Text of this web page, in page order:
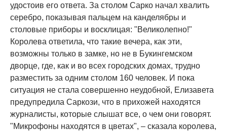
удостоив его ответа. За столом Сарко начал хвалить
серебро, показывая пальцем на канделябры и
столовые приборы и восклицая: "Великолепно!"
Королева ответила, что такие вечера, как эти,
возможны только в замке, но не в Букингемском
дворце, где, как и во всех городских домах, трудно
разместить за одним столом 160 человек. И пока
ситуация не стала совершенно неудобной, Елизавета
предупредила Саркози, что в прихожей находятся
журналисты, которые слышат все, о чем они говорят.
"Микрофоны находятся в цветах", – сказала королева,